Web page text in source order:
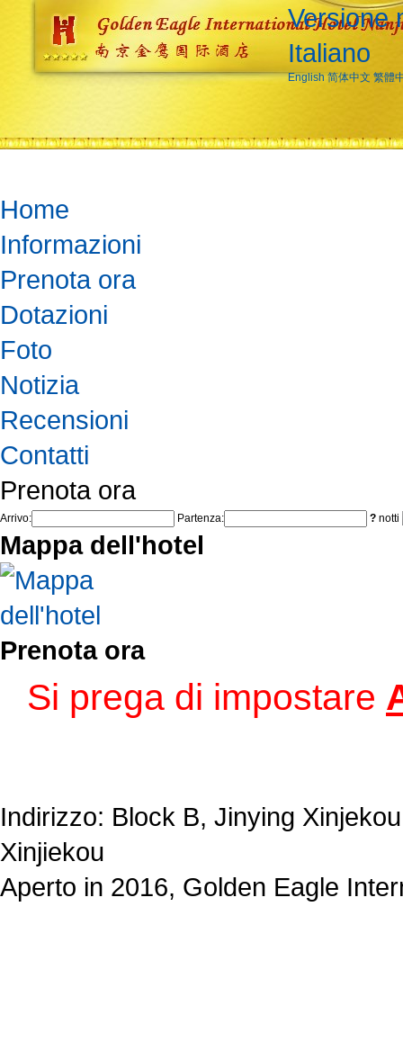
Versione
Italiano
English 简体中文 繁體
Home
Informazioni
Prenota ora
Dotazioni
Foto
Notizia
Recensioni
Contatti
Prenota ora
Arrivo: Partenza: ? notti
Mappa dell'hotel
Prenota ora
Si prega di impostare
Indirizzo: Block B, Jinying
Xinjiekou
Aperto in 2016, Golden Eagle